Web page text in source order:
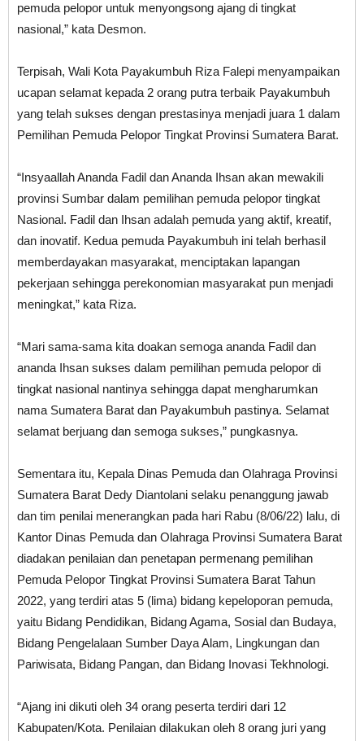
pemuda pelopor untuk menyongsong ajang di tingkat
nasional,” kata Desmon.
Terpisah, Wali Kota Payakumbuh Riza Falepi menyampaikan
ucapan selamat kepada 2 orang putra terbaik Payakumbuh
yang telah sukses dengan prestasinya menjadi juara 1 dalam
Pemilihan Pemuda Pelopor Tingkat Provinsi Sumatera Barat.
“Insyaallah Ananda Fadil dan Ananda Ihsan akan mewakili
provinsi Sumbar dalam pemilihan pemuda pelopor tingkat
Nasional. Fadil dan Ihsan adalah pemuda yang aktif, kreatif,
dan inovatif. Kedua pemuda Payakumbuh ini telah berhasil
memberdayakan masyarakat, menciptakan lapangan
pekerjaan sehingga perekonomian masyarakat pun menjadi
meningkat,” kata Riza.
“Mari sama-sama kita doakan semoga ananda Fadil dan
ananda Ihsan sukses dalam pemilihan pemuda pelopor di
tingkat nasional nantinya sehingga dapat mengharumkan
nama Sumatera Barat dan Payakumbuh pastinya. Selamat
selamat berjuang dan semoga sukses,” pungkasnya.
Sementara itu, Kepala Dinas Pemuda dan Olahraga Provinsi
Sumatera Barat Dedy Diantolani selaku penanggung jawab
dan tim penilai menerangkan pada hari Rabu (8/06/22) lalu, di
Kantor Dinas Pemuda dan Olahraga Provinsi Sumatera Barat
diadakan penilaian dan penetapan permenang pemilihan
Pemuda Pelopor Tingkat Provinsi Sumatera Barat Tahun
2022, yang terdiri atas 5 (lima) bidang kepeloporan pemuda,
yaitu Bidang Pendidikan, Bidang Agama, Sosial dan Budaya,
Bidang Pengelalaan Sumber Daya Alam, Lingkungan dan
Pariwisata, Bidang Pangan, dan Bidang Inovasi Tekhnologi.
“Ajang ini dikuti oleh 34 orang peserta terdiri dari 12
Kabupaten/Kota. Penilaian dilakukan oleh 8 orang juri yang